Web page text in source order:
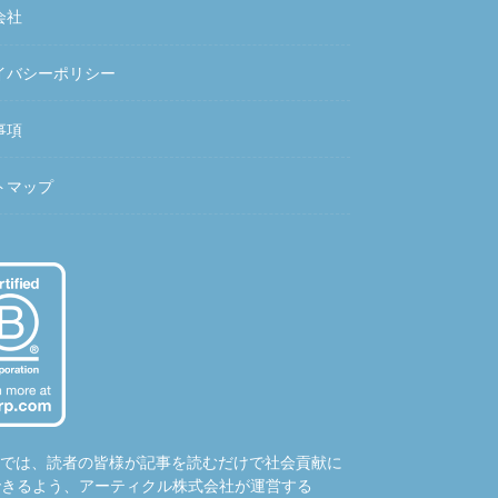
社
バシーポリシー
項
マップ
は、読者の皆様が記事を読むだけで社会貢献に
るよう、アーティクル株式会社が運営する